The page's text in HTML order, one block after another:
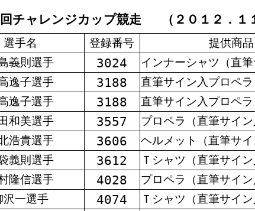
回チャレンジカップ競走 （２０１２．
選手名 登録番号 提供商品
義則選手 3024 インナーシャツ（直
逸子選手 3188 直筆サイン入プロペラ
逸子選手 3188 直筆サイン入プロペラ
和美選手 3557 プロペラ（直筆サイン
浩貴選手 3606 ヘルメット（直筆サイ
義則選手 3612 Ｔシャツ（直筆サイ
隆信選手 4028 プロペラ（直筆サイン
沢一選手 4074 Ｔシャツ（直筆サイ